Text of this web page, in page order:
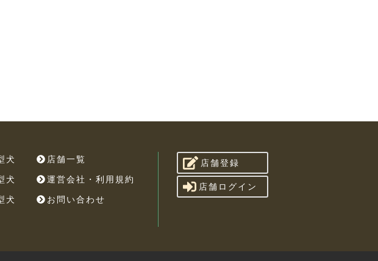
犬
犬
犬
店舗一覧
運営会社・利用規約
お問い合わせ
店舗登録
店舗ログイン